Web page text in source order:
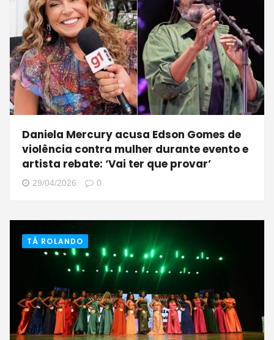
Daniela Mercury acusa Edson Gomes de
violência contra mulher durante evento e
artista rebate: ‘Vai ter que provar’
29/04/2026 0
TÁ ROLANDO